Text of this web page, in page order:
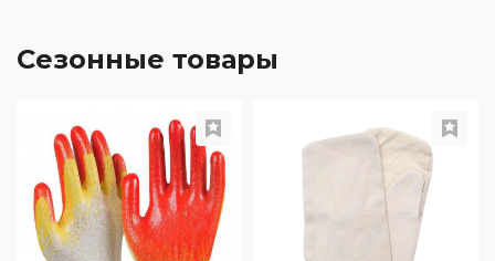
Сезонные товары